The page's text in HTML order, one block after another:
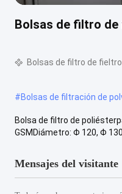
Bolsas de filtro
Bolsas de filtro de fieltro
#Bolsas de filtración de
Bolsa de filtro de
GSMDiámetro: Φ 120, Φ
Mensajes del visitante